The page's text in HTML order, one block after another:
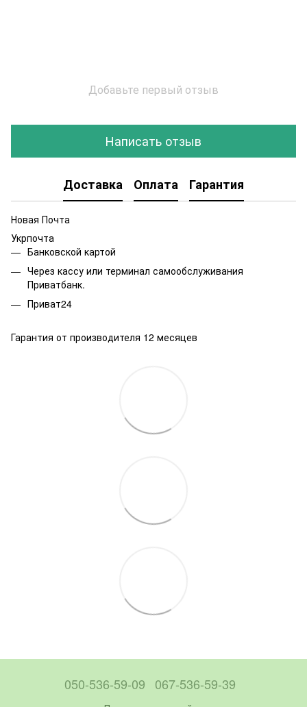
Добавьте первый отзыв
Написать отзыв
Доставка Оплата Гарантия
Новая Почта
Укрпочта
Банковской картой
Через кассу или терминал самообслуживания
Приватбанк.
Приват24
Гарантия от производителя 12 месяцев
050-536-59-09 067-536-59-39